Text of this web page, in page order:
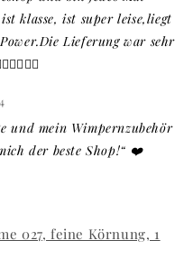
klasse, ist super leise,liegt
Lieferung war sehr
und mein Wimpernzubehör
der beste Shop!“ ❤️
027, feine Körnung, 1